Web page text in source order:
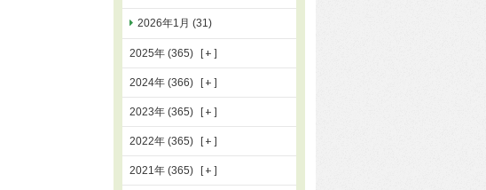
2026年1月 (31)
2025年 (365)
2024年 (366)
2023年 (365)
2022年 (365)
2021年 (365)